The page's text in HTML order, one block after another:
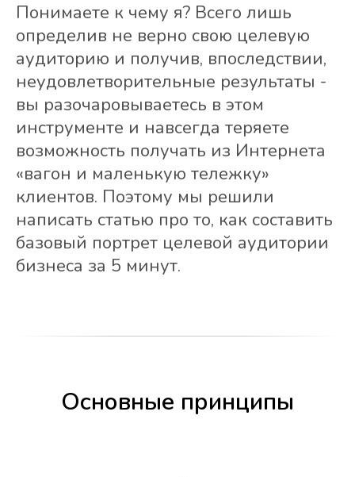
Понимаете к чему я? Всего лишь
определив не верно свою целевую
аудиторию и получив, впоследствии,
неудовлетворительные результаты -
вы разочаровываетесь в этом
инструменте и навсегда теряете
возможность получать из Интернета
«вагон и маленькую тележку»
клиентов. Поэтому мы решили
написать статью про то, как составить
базовый портрет целевой аудитории
бизнеса за 5 минут.
Основные принципы